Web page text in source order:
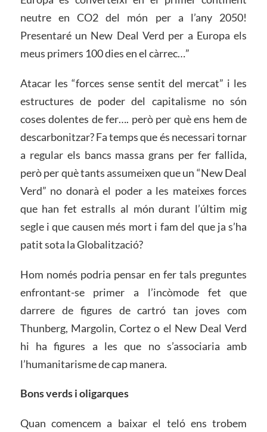
neutre en CO2 del món per a l’any 2050!
Presentaré un New Deal Verd per a Europa els
meus primers 100 dies en el càrrec…”
Atacar les “forces sense sentit del mercat” i les
estructures de poder del capitalisme no són
coses dolentes de fer…. però per què ens hem de
descarbonitzar? Fa temps que és necessari tornar
a regular els bancs massa grans per fer fallida,
però per què tants assumeixen que un “New Deal
Verd” no donarà el poder a les mateixes forces
que han fet estralls al món durant l’últim mig
segle i que causen més mort i fam del que ja s’ha
patit sota la Globalització?
Hom només podria pensar en fer tals preguntes
enfrontant-se primer a l’incòmode fet que
darrere de figures de cartró tan joves com
Thunberg, Margolin, Cortez o el New Deal Verd
hi ha figures a les que no s’associaria amb
l’humanitarisme de cap manera.
Bons verds i oligarques
Quan comencem a baixar el teló ens trobem